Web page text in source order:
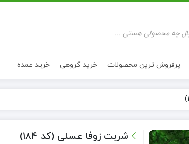
پرفروش ترین محصولات خرید گروهی خرید عمده
شربت زوفا عسلی (کد ۱۸۴)